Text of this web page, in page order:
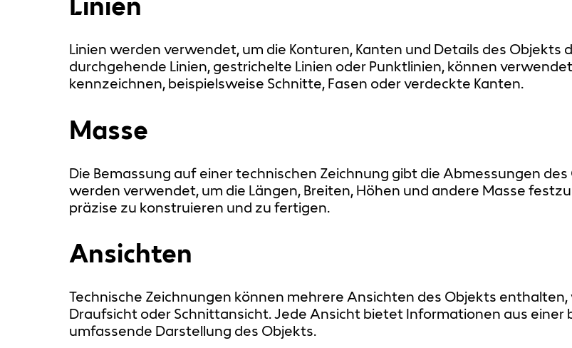
Linien werden verwendet, um die Konturen, Kanten und Details des
durchgehende Linien, gestrichelte Linien oder Punktlinien, können
kennzeichnen, beispielsweise Schnitte, Fasen oder verdeckte Kanten.
Masse
Die Bemassung auf einer technischen Zeichnung gibt die Abmessungen
werden verwendet, um die Längen, Breiten, Höhen und andere Masse
präzise zu konstruieren und zu fertigen.
Ansichten
Technische Zeichnungen können mehrere Ansichten des Objekts
Draufsicht oder Schnittansicht. Jede Ansicht bietet Informationen aus
umfassende Darstellung des Objekts.